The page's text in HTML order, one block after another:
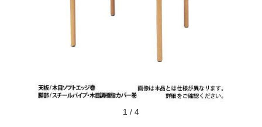
1 / 4